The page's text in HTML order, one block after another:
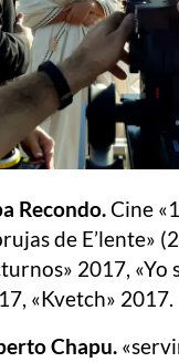
Recondo.Cine
de E’lente»
2017, «Yo
«Kvetch» 2017.
Chapu.